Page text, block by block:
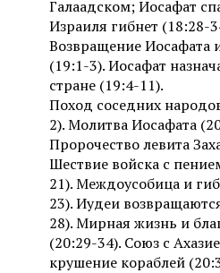
Галаадском; Иосафат
Израиля гибнет (18:28-
Возвращение Иосафата
(19:1-3). Иосафат
стране (19:4-11).
Поход соседних
2). Молитва Иосафата
Пророчество левита
Шествие войска с
21). Междоусобица и
23). Иудеи
28). Мирная жизнь и
(20:29-34). Союз с
крушение кораблей